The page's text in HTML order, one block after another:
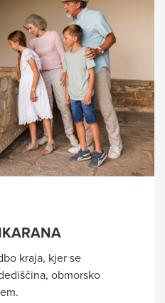
kraja, kjer se
obmorsko